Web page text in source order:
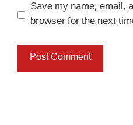
Save my name, email,
browser for the next